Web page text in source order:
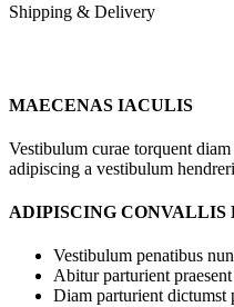
Shipping & Delivery
MAECENAS IACULIS
Vestibulum curae torquent
adipiscing a vestibulum
ADIPISCING CONVALLIS
Vestibulum penatibus
Abitur parturient
Diam parturient dictumst